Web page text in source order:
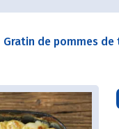
Gratin de pommes de